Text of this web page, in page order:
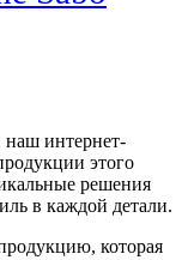
наш интернет-
этого
решения
в каждой детали.
которая